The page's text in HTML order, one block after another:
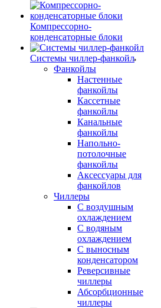
Компрессорно-
конденсаторные блоки
Системы чиллер-фанкойл
Фанкойлы
Настенные
фанкойлы
Кассетные
фанкойлы
Канальные
фанкойлы
Напольно-
потолочные
фанкойлы
Аксессуары для
фанкойлов
Чиллеры
С воздушным
охлаждением
С водяным
охлаждением
С выносным
конденсатором
Реверсивные
чиллеры
Абсорбционные
чиллеры